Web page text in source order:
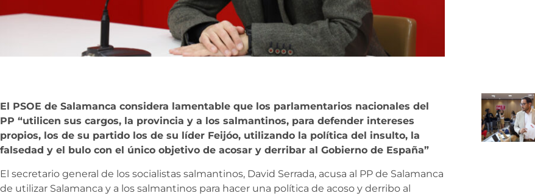
El PSOE de Salamanca considera lamentable que los parlamentarios nacionales del
PP “utilicen sus cargos, la provincia y a los salmantinos, para defender intereses
propios, los de su partido los de su líder Feijóo, utilizando la política del insulto, la
falsedad y el bulo con el único objetivo de acosar y derribar al Gobierno de España”
El secretario general de los socialistas salmantinos, David Serrada, acusa al PP de Salamanca
de utilizar Salamanca y a los salmantinos para hacer una política de acoso y derribo al